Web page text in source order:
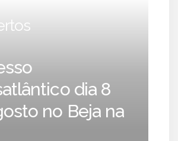
dia 8
no Beja na